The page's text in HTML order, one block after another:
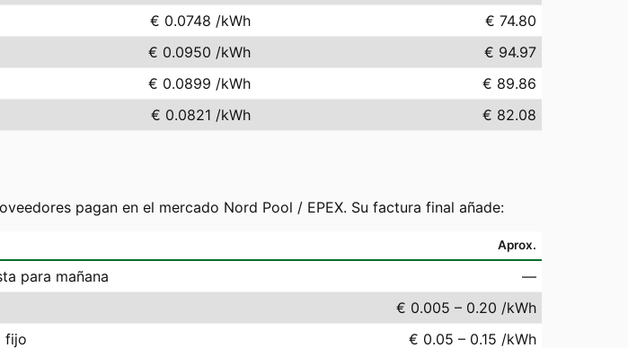
€ 0.0748 /kWh
€ 74.80
€ 0.0950 /kWh
€ 94.97
€ 0.0899 /kWh
€ 89.86
€ 0.0821 /kWh € 82.08
pagan en el mercado Nord Pool / EPEX. Su factura final añade:
Aprox.
para mañana
—
€ 0.005 – 0.20 /kWh
fijo € 0.05 – 0.15 /kWh